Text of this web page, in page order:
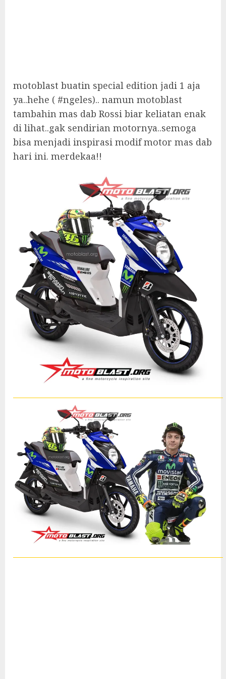
motoblast buatin special edition jadi 1 aja
ya..hehe ( #ngeles).. namun motoblast
tambahin mas dab Rossi biar keliatan enak
di lihat..gak sendirian motornya..semoga
bisa menjadi inspirasi modif motor mas dab
hari ini. merdekaa!!